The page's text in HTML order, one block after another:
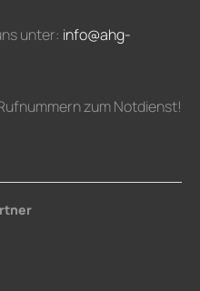
unter: info@ahg-
zum Notdienst!